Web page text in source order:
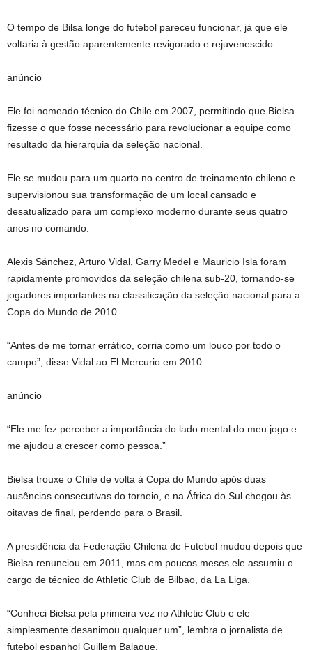
O tempo de Bilsa longe do futebol pareceu funcionar, já que ele
voltaria à gestão aparentemente revigorado e rejuvenescido.
anúncio
Ele foi nomeado técnico do Chile em 2007, permitindo que Bielsa
fizesse o que fosse necessário para revolucionar a equipe como
resultado da hierarquia da seleção nacional.
Ele se mudou para um quarto no centro de treinamento chileno e
supervisionou sua transformação de um local cansado e
desatualizado para um complexo moderno durante seus quatro
anos no comando.
Alexis Sánchez, Arturo Vidal, Garry Medel e Mauricio Isla foram
rapidamente promovidos da seleção chilena sub-20, tornando-se
jogadores importantes na classificação da seleção nacional para a
Copa do Mundo de 2010.
“Antes de me tornar errático, corria como um louco por todo o
campo”, disse Vidal ao El Mercurio em 2010.
anúncio
“Ele me fez perceber a importância do lado mental do meu jogo e
me ajudou a crescer como pessoa.”
Bielsa trouxe o Chile de volta à Copa do Mundo após duas
ausências consecutivas do torneio, e na África do Sul chegou às
oitavas de final, perdendo para o Brasil.
A presidência da Federação Chilena de Futebol mudou depois que
Bielsa renunciou em 2011, mas em poucos meses ele assumiu o
cargo de técnico do Athletic Club de Bilbao, da La Liga.
“Conheci Bielsa pela primeira vez no Athletic Club e ele
simplesmente desanimou qualquer um”, lembra o jornalista de
futebol espanhol Guillem Balague.